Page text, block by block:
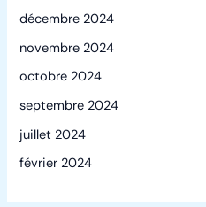
décembre 2024
novembre 2024
octobre 2024
septembre 2024
juillet 2024
février 2024